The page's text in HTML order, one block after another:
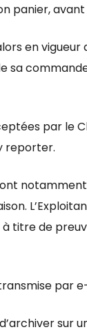
panier, avant
en
par
reporter.
de
par